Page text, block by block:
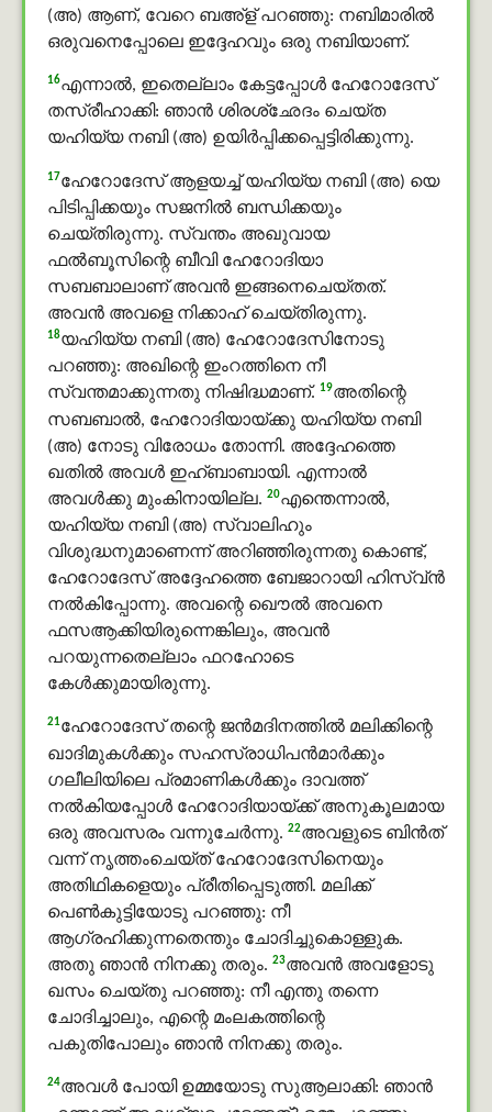
(അ) ആണ്, വേറെ ബഅ്ള് പറഞ്ഞു: നബിമാരില്‍
ഒരുവനെപ്പോലെ ഇദ്ദേഹവും ഒരു നബിയാണ്.
16എന്നാല്‍, ഇതെല്ലാം കേട്ടപ്പോള്‍ ഹേറോദേസ്
തസ്രീഹാക്കി: ഞാന്‍ ശിരശ്‌ഛേദം ചെയ്ത
യഹിയ്യ നബി (അ) ഉയിര്‍പ്പിക്കപ്പെട്ടിരിക്കുന്നു.
17ഹേറോദേസ് ആളയച്ച് യഹിയ്യ നബി (അ) യെ
പിടിപ്പിക്കയും സജനില്‍ ബന്ധിക്കയും
ചെയ്തിരുന്നു. സ്വന്തം അഖുവായ
ഫൽബൂസിന്റെ ബീവി ഹേറോദിയാ
സബബാലാണ് അവന്‍ ഇങ്ങനെചെയ്തത്.
അവന്‍ അവളെ നിക്കാഹ് ചെയ്തിരുന്നു.
18യഹിയ്യ നബി (അ) ഹേറോദേസിനോടു
പറഞ്ഞു: അഖിന്റെ ഇംറത്തിനെ നീ
സ്വന്തമാക്കുന്നതു നിഷിദ്ധമാണ്. 19അതിന്റെ
സബബാൽ, ഹേറോദിയായ്ക്കു യഹിയ്യ നബി
(അ) നോടു വിരോധം തോന്നി. അദ്ദേഹത്തെ
ഖതിൽ അവള്‍ ഇഹ്ബാബായി. എന്നാല്‍
അവള്‍ക്കു മുംകിനായില്ല. 20എന്തെന്നാല്‍,
യഹിയ്യ നബി (അ) സ്വാലിഹും
വിശുദ്ധനുമാണെന്ന് അറിഞ്ഞിരുന്നതു കൊണ്ട്,
ഹേറോദേസ് അദ്ദേഹത്തെ ബേജാറായി ഹിസ്വ്ൻ
നല്‍കിപ്പോന്നു. അവന്റെ ഖൌൽ അവനെ
ഫസആക്കിയിരുന്നെങ്കിലും, അവന്‍
പറയുന്നതെല്ലാം ഫറഹോടെ
കേള്‍ക്കുമായിരുന്നു.
21ഹേറോദേസ് തന്റെ ജന്‍മദിനത്തില്‍ മലിക്കിന്റെ
ഖാദിമുകൾക്കും സഹസ്രാധിപന്‍മാര്‍ക്കും
ഗലീലിയിലെ പ്രമാണികള്‍ക്കും ദാവത്ത്
നല്‍കിയപ്പോള്‍ ഹേറോദിയായ്ക്ക് അനുകൂലമായ
ഒരു അവസരം വന്നുചേര്‍ന്നു. 22അവളുടെ ബിൻത്
വന്ന് നൃത്തംചെയ്ത് ഹേറോദേസിനെയും
അതിഥികളെയും പ്രീതിപ്പെടുത്തി. മലിക്ക്
പെണ്‍കുട്ടിയോടു പറഞ്ഞു: നീ
ആഗ്രഹിക്കുന്നതെന്തും ചോദിച്ചുകൊള്ളുക.
അതു ഞാന്‍ നിനക്കു തരും. 23അവന്‍ അവളോടു
ഖസം ചെയ്തു പറഞ്ഞു: നീ എന്തു തന്നെ
ചോദിച്ചാലും, എന്റെ മംലകത്തിന്റെ
പകുതിപോലും ഞാന്‍ നിനക്കു തരും.
24അവള്‍ പോയി ഉമ്മയോടു സുആലാക്കി: ഞാന്‍